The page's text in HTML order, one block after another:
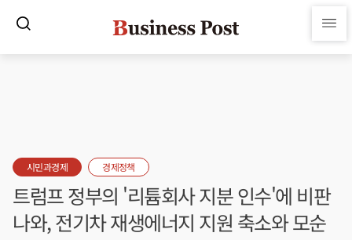
시민과경제 경제정책
트럼프 정부의 '리튬회사 지분 인수'에 비판
나와, 전기차 재생에너지 지원 축소와 모순